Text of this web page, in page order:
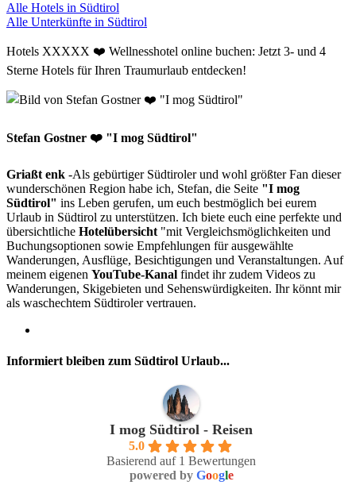
Alle Hotels in Südtirol
Alle Unterkünfte in Südtirol
Hotels XXXXX ❤️ Wellnesshotel online buchen: Jetzt 3- und 4
Sterne Hotels für Ihren Traumurlaub entdecken!
Stefan Gostner ❤️ "I mog Südtirol"
Griaßt enk -Als gebürtiger Südtiroler und wohl größter Fan dieser
wunderschönen Region habe ich, Stefan, die Seite "I mog
Südtirol" ins Leben gerufen, um euch bestmöglich bei eurem
Urlaub in Südtirol zu unterstützen. Ich biete euch eine perfekte und
übersichtliche Hotelübersicht "mit Vergleichsmöglichkeiten und
Buchungsoptionen sowie Empfehlungen für ausgewählte
Wanderungen, Ausflüge, Besichtigungen und Veranstaltungen. Auf
meinem eigenen YouTube-Kanal findet ihr zudem Videos zu
Wanderungen, Skigebieten und Sehenswürdigkeiten. Ihr könnt mir
als waschechtem Südtiroler vertrauen.
Informiert bleiben zum Südtirol Urlaub...
I mog Südtirol - Reisen
5.0
Basierend auf 1 Bewertungen
powered by Google